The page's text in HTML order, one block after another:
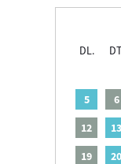
DL.
5
6
12
13
19
20